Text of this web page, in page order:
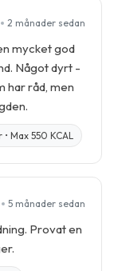
2 månader sedan
mycket god
Något dyrt -
har råd, men
Max 550 KCAL
5 månader sedan
Provat en